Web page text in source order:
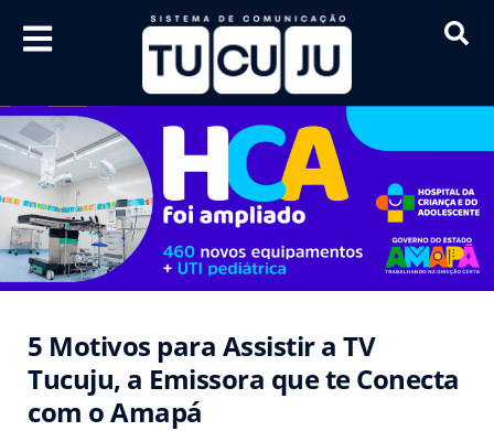
5 Motivos para Assistir a TV
Tucuju, a Emissora que te Conecta
com o Amapá